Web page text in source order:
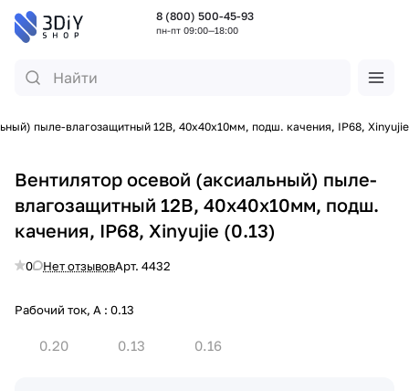
8 (800) 500-45-93
пн-пт 09:00—18:00
пыле-влагозащитный 12В, 40х40х10мм, подш. качения, IP68, Xinyujie
Вентилятор осевой (аксиальный) пыле-
влагозащитный 12В, 40х40х10мм, подш.
качения, IP68, Xinyujie (0.13)
0 Нет отзывовАрт. 4432
Рабочий ток, А : 0.13
0.20 0.13 0.16